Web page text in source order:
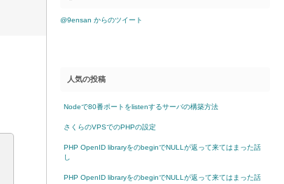
@9ensan からのツイート
人気の投稿
Nodeで80番ポートをlistenするサーバの構築方法
さくらのVPSでのPHPの設定
PHP OpenID libraryをのbeginでNULLが返って来てはまった話
し
PHP OpenID libraryをのbeginでNULLが返って来てはまった話